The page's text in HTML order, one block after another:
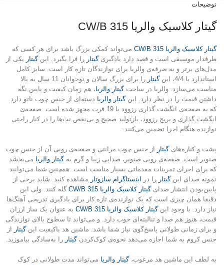
توضیحات
گیتار کلاسیک والریا 315 CW/B
گیتار کلاسیک والریا 315 CW/B
می‌تواند کمکی بزرگ باشد برای هر کسی که
طرفدار موسیقی است و قصد دارد یادگیریگیتار را فرا بگیرد. اینگیتار یکی از
مدل‌های برتر و به‌ صرفه‌ی والریا برای نوازندگان تازه‌ کار است. سایز کامل
استاندارد یا 4/4، این
گیتار
را برای بزرگ‌ سالان و نوجوانان 11 سال به بالا
مناسب می‌سازد. والریا در ساختگیتار والریا، هم‌ زمان کیفیت و پایین نگه‌
داشتن قیمت را در نظر دارد. اینگیتار والریا دسته‌ای از جنس چوب ناتو دارد.
که به صفحه‌ی انگشت‌ گذاری رزوود با 19 فرت مجهز شده است. صفحه‌ی
انگشت‌ گذاری و بریج رزوود، بازتولید صحیح و بی‌نقص نت‌ها را در کنار راحتی
نوازنده هنگام اجرا تضمین می‌کنند.
پشت و کناره‌هایگیتار
از جنس چوب مرانتی و صفحه‌ی رویی آن از جنس چوب
صنوبر است. صفحه‌ی رویی صنوبر، صدایی زیبا و گرم بهگیتار والریا می‌بخشد
که برای اجرای تمرینات مقدماتی بسیار مناسب است. همچنین شما می‌توانید
نمونه صدای اینگیتار را در اینستاگرام سازوتار مشاهده کنید. شاید برخی از
پایین‌بودن انتشار صدایگیتار کلاسیک والریا 315 CW/B
گله کنند. ولی این
دقیقا همان چیزی است که یک نوازنده‌ی تازه‌ کار برای یادگیری تدریجی آهنگ‌ها
نیاز دارد. با وجود اینگیتار کلاسیک والریا 315 CW/B
به‌ عنوان یک ساز ارزان‌
قیمت، هنوز هم صدا و تنالیته‌ای خوب دارد. و می‌تواند تا سطوح بالای نوازندگی
و برای زمانی طولانی پاسخ‌گوی نیاز شما باشد. ماشین هد باکیفیت اینگیتار
از
جنس کروم به شما اجازه می‌دهد نحوه‌ی کوک‌کردنگیتار را به‌سادگی بیاموزید.
به لطف این ماشین هد مرغوب،گیتار والریا می‌تواند مدت طولانی در کوک